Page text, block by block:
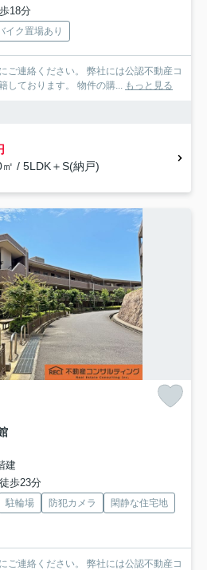
18分
イク置場あり
。 弊社には公認不動産コ
しております。 物件の購...
もっと見る
/ 5LDK＋S(納戸)
建
歩23分
駐輪場 防犯カメラ
閑静な住宅地
。 弊社には公認不動産コ